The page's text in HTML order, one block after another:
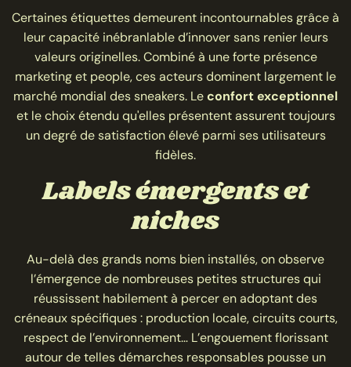
Certaines étiquettes demeurent incontournables grâce à
leur capacité inébranlable d’innover sans renier leurs
valeurs originelles. Combiné à une forte présence
marketing et people, ces acteurs dominent largement le
marché mondial des sneakers. Leconfort exceptionnel
et le choix étendu qu'elles présentent assurent toujours
un degré de satisfaction élevé parmi ses utilisateurs
fidèles.
Labels émergents et
niches
Au-delà des grands noms bien installés, on observe
l’émergence de nombreuses petites structures qui
réussissent habilement à percer en adoptant des
créneaux spécifiques : production locale, circuits courts,
respect de l’environnement… L’engouement florissant
autour de telles démarches responsables pousse un